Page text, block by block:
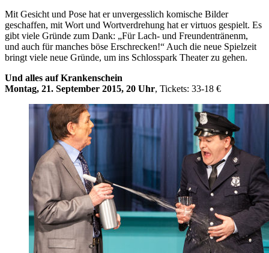
Mit Gesicht und Pose hat er unvergesslich komische Bilder
geschaffen, mit Wort und Wortverdrehung hat er virtuos gespielt. Es
gibt viele Gründe zum Dank: „Für Lach- und Freundentränenm,
und auch für manches böse Erschrecken!“ Auch die neue Spielzeit
bringt viele neue Gründe, um ins Schlosspark Theater zu gehen.
Und alles auf Krankenschein
Montag, 21. September 2015, 20 Uhr, Tickets: 33-18 €